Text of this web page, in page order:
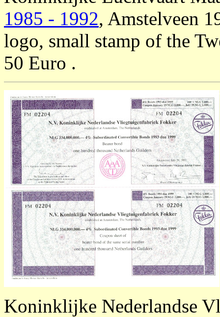
1985 - 1992, Amstelveen
logo, small stamp of the
50 Euro .
Koninklijke Nederlandse